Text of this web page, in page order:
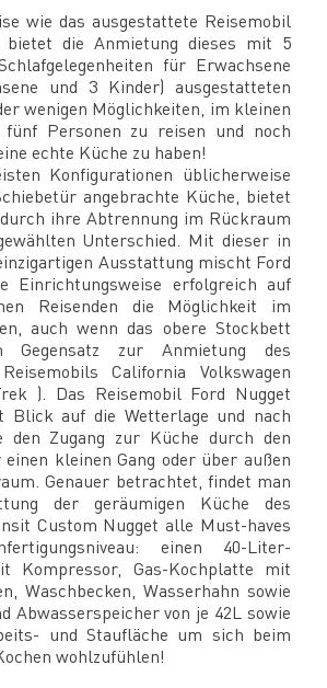
wie das ausgestattete Reisemobil
bietet die Anmietung dieses mit 5
für Erwachsene
und 3 Kinder) ausgestatteten
wenigen Möglichkeiten, im kleinen
fünf Personen zu reisen und noch
echte Küche zu haben!
Konfigurationen üblicherweise
angebrachte Küche, bietet
ihre Abtrennung im Rückraum
Unterschied. Mit dieser in
Ausstattung mischt Ford
Einrichtungsweise erfolgreich auf
Reisenden die Möglichkeit im
auch wenn das obere Stockbett
zur Anmietung des
California Volkswagen
). Das Reisemobil Ford Nugget
Blick auf die Wetterlage und nach
den Zugang zur Küche durch den
kleinen Gang oder über außen
Genauer betrachtet, findet man
der geräumigen Küche des
Custom Nugget alle Must-haves
einen 40-Liter-
Kompressor, Gas-Kochplatte mit
Waschbecken, Wasserhahn sowie
Abwasserspeicher von je 42L sowie
und Staufläche um sich beim
wohlzufühlen!